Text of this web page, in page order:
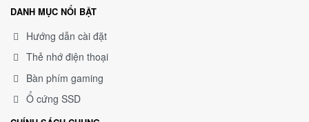
DANH MỤC NỔI BẬT
Hướng dẫn cài đặt
Thẻ nhớ điện thoại
Bàn phím gaming
Ổ cứng SSD